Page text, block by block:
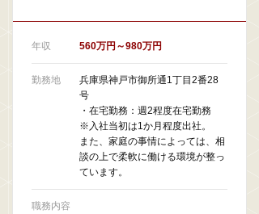
年収 560万円～980万円
勤務地
兵庫県神戸市御所通1丁目2番28
号
・在宅勤務：週2程度在宅勤務
※入社当初は1か月程度出社。
また、家庭の事情によっては、相
談の上で柔軟に働ける環境が整っ
ています。
職務内容